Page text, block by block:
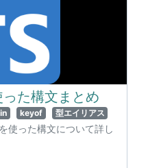
た構文まとめ
in keyof 型エイリアス
使った構文について詳し